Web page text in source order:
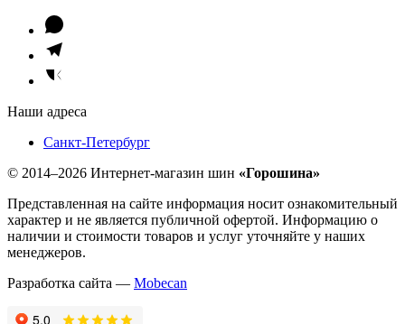
Наши адреса
Санкт-Петербург
© 2014–2026 Интернет-магазин шин «Горошина»
Представленная на сайте информация носит ознакомительный
характер и не является публичной офертой. Информацию о
наличии и стоимости товаров и услуг уточняйте у наших
менеджеров.
Разработка сайта — Mobecan